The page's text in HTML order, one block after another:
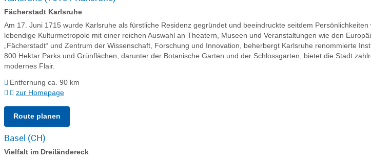
Fächerstadt Karlsruhe
Am 17. Juni 1715 wurde Karlsruhe als fürstliche Residenz gegründet und beeindruckte seitdem
lebendige Kulturmetropole mit einer reichen Auswahl an Theatern, Museen und Veranstaltungen wie den
„Fächerstadt“ und Zentrum der Wissenschaft, Forschung und Innovation, beherbergt Karlsruhe renommierte
800 Hektar Parks und Grünflächen, darunter der Botanische Garten und der Schlossgarten, bietet die Stadt
modernes Flair.
Entfernung ca. 90 km
zur Homepage
Route planen
Basel (CH)
Vielfalt im Dreiländereck